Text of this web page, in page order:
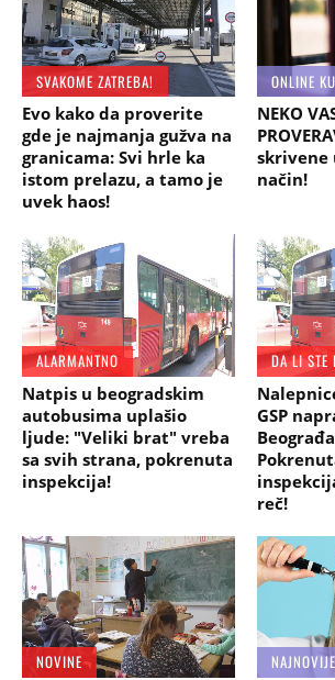
SVAKOME ZATREBA!
Evo kako da proverite
gde je najmanja gužva na
granicama: Svi hrle ka
istom prelazu, a tamo je
uvek haos!
ONLINE
NEKO
skrivene
način!
ALARMANTNO
Natpis u beogradskim
autobusima uplašio
ljude: "Veliki brat" vreba
sa svih strana, pokrenuta
inspekcija!
DA LI
GSP
reč!
NOVINE
NAJNOVIJE